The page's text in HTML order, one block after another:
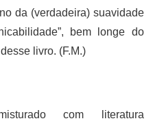
da (verdadeira) suavidade
bem longe do
livro. (F.M.)
com literatura